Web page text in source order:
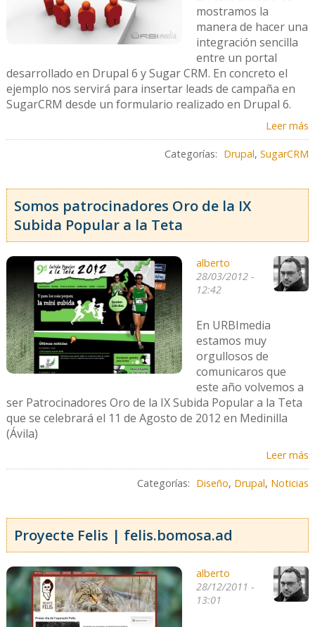
mostramos la
manera de hacer una
integración sencilla
entre un portal
desarrollado en Drupal 6 y Sugar CRM. En concreto el
ejemplo nos servirá para insertar leads de campaña en
SugarCRM desde un formulario realizado en Drupal 6.
Leer más
Categorías: Drupal,SugarCRM
Somos patrocinadores Oro de la IX
Subida Popular a la Teta
alberto
28/03/2012 -
12:42
En URBImedia
estamos muy
orgullosos de
comunicaros que
este año volvemos a
ser Patrocinadores Oro de la IX Subida Popular a la Teta
que se celebrará el 11 de Agosto de 2012 en Medinilla
(Ávila)
Leer más
Categorías: Diseño, Drupal, Noticias
Proyecte Felis | felis.bomosa.ad
alberto
28/12/2011 -
13:01